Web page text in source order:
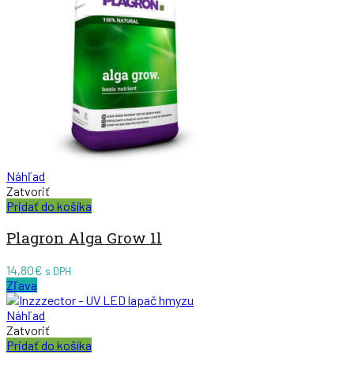
Náhľad
Zatvoriť
Pridať do košíka
Plagron Alga Grow 1l
14,80€ s DPH
Zľava
Náhľad
Zatvoriť
Pridať do košíka